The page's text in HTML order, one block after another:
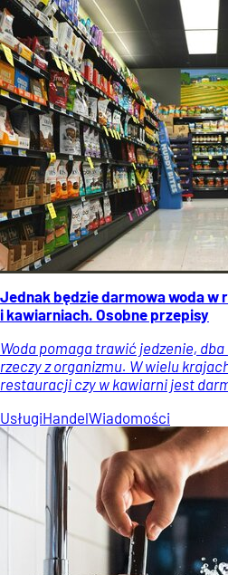
Jednak będzie darmowa woda w
i kawiarniach. Osobne przepisy
Woda pomaga trawić jedzenie,
rzeczy z organizmu. W wielu
restauracji czy w kawiarni jest
UsługiHandelWiadomości